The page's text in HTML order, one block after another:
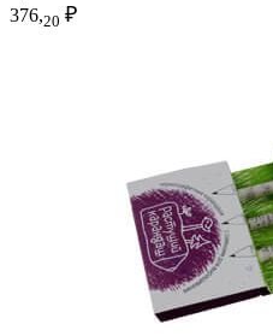
376,20 ₽